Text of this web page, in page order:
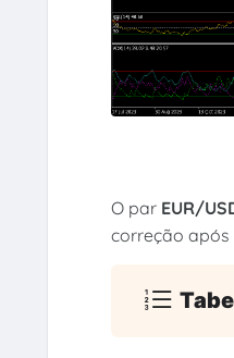
O par EUR/
correção após